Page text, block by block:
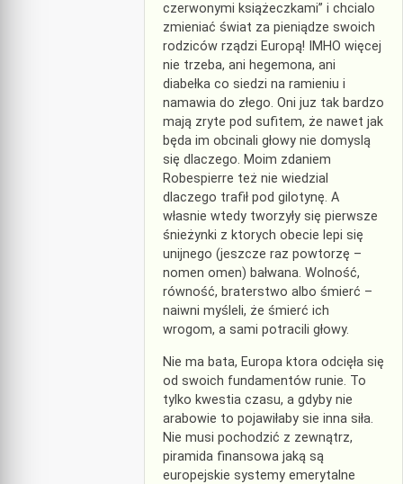
czerwonymi książeczkami” i chcialo
zmieniać świat za pieniądze swoich
rodziców rządzi Europą! IMHO więcej
nie trzeba, ani hegemona, ani
diabełka co siedzi na ramieniu i
namawia do złego. Oni juz tak bardzo
mają zryte pod sufitem, że nawet jak
będa im obcinali głowy nie domyslą
się dlaczego. Moim zdaniem
Robespierre też nie wiedzial
dlaczego trafił pod gilotynę. A
własnie wtedy tworzyły się pierwsze
śnieżynki z ktorych obecie lepi się
unijnego (jeszcze raz powtorzę –
nomen omen) bałwana. Wolność,
równość, braterstwo albo śmierć –
naiwni myśleli, że śmierć ich
wrogom, a sami potracili głowy.
Nie ma bata, Europa ktora odcięła się
od swoich fundamentów runie. To
tylko kwestia czasu, a gdyby nie
arabowie to pojawiłaby sie inna siła.
Nie musi pochodzić z zewnątrz,
piramida finansowa jaką są
europejskie systemy emerytalne